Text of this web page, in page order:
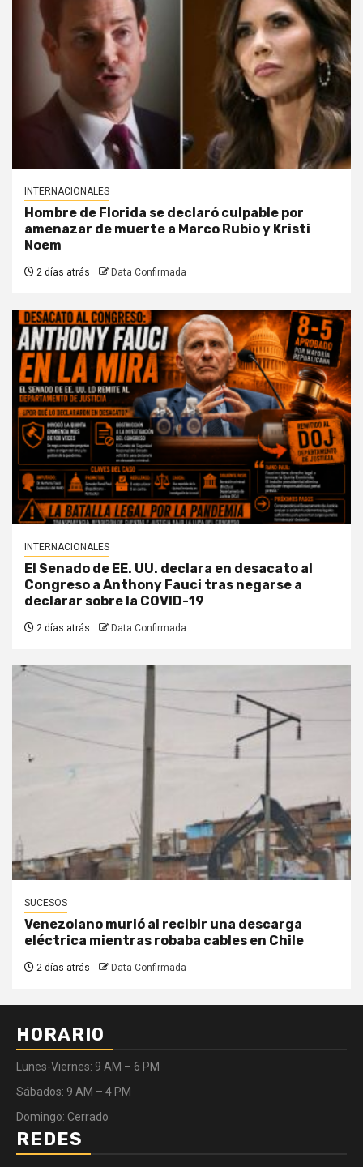
INTERNACIONALES
Hombre de Florida se declaró culpable por
amenazar de muerte a Marco Rubio y Kristi
Noem
2 días atrás Data Confirmada
INTERNACIONALES
El Senado de EE. UU. declara en desacato al
Congreso a Anthony Fauci tras negarse a
declarar sobre la COVID-19
2 días atrás Data Confirmada
SUCESOS
Venezolano murió al recibir una descarga
eléctrica mientras robaba cables en Chile
2 días atrás Data Confirmada
HORARIO
Lunes-Viernes: 9 AM – 6 PM
Sábados: 9 AM – 4 PM
Domingo: Cerrado
REDES